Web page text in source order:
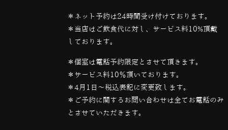
＊ネット予約は24時間受け付けております。
＊当店はご飲食代に対し、サービス料10%頂戴
しております。
＊個室は電話予約限定とさせて頂きます。
＊サービス料10％頂いております。
＊4月1日〜税込表記に変更致します。
＊ご予約に関するお問い合わせは全てお電話のみ
とさせていただきます。